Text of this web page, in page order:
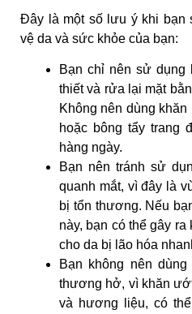
Đây là một số lưu ý khi bạn
vệ da và sức khỏe của bạn:
Bạn chỉ nên sử
thiết và rửa lại mặt
Không nên dùng
hoặc bông tẩy trang
hàng ngày.
Bạn nên tránh sử
quanh mắt, vì đây là
bị tổn thương. Nếu
này, bạn có thể gây
cho da bị lão hóa
Bạn không nên
thương hở, vì khăn
và hương liệu, có